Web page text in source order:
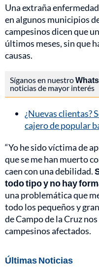
Una extraña
en algunos municipios
campesinos dicen que
últimos meses, sin que
causas.
Síganos en nuestro
noticias de mayor interés
¿Nuevas clientas?
cajero de popular
“Yo he sido víctima de
que se me han muerto
caen con una debilidad.
todo tipo y no hay
una problemática que
todo los pequeños y
de Campo de la Cruz
campesinos afectados.
Últimas Noticias